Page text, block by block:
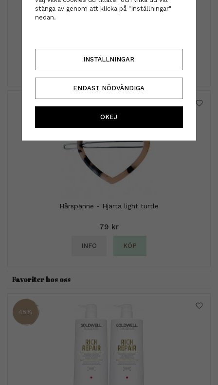
49 kr
Hårspänne - Hjärta light turtle
79 kr
INFO KÖP
Favoriter hos oss
45%
stänga av genom att klicka på "Inställningar"
nedan.
INSTÄLLNINGAR
ENDAST NÖDVÄNDIGA
OKEJ